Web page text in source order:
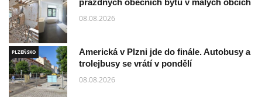
prázdných obecních bytů v malých obcích
08.08.2026
PLZEŇSKO
Americká v Plzni jde do finále. Autobusy a
trolejbusy se vrátí v pondělí
08.08.2026